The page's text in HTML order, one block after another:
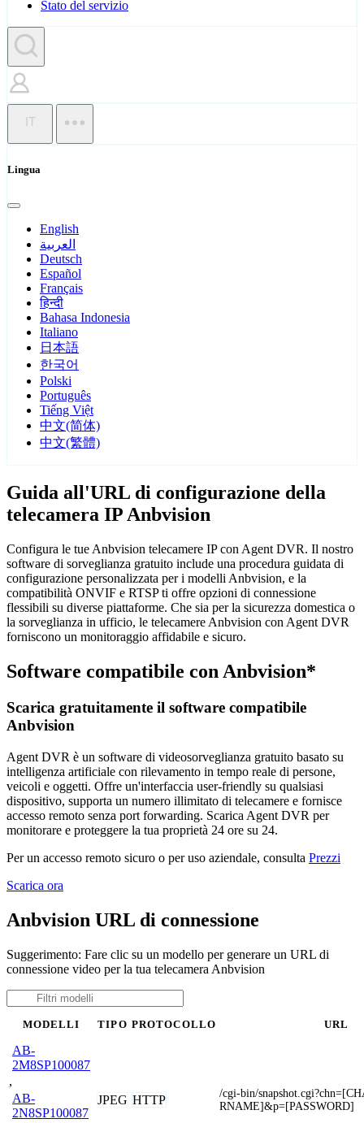
Stato del servizio
IT
Lingua
English
العربية
Deutsch
Español
Français
हिन्दी
Bahasa Indonesia
Italiano
日本語
한국어
Polski
Português
Tiếng Việt
中文(简体)
中文(繁體)
Guida all'URL di configurazione della
telecamera IP Anbvision
Configura le tue Anbvision telecamere IP con Agent DVR. Il nostro
software di sorveglianza gratuito include una procedura guidata di
configurazione personalizzata per i modelli Anbvision, e la
compatibilità ONVIF e RTSP ti offre opzioni di connessione
flessibili su diverse piattaforme. Che sia per la sicurezza domestica o
la sorveglianza in ufficio, le telecamere Anbvision con Agent DVR
forniscono un monitoraggio affidabile e sicuro.
Software compatibile con Anbvision*
Scarica gratuitamente il software compatibile
Anbvision
Agent DVR è un software di videosorveglianza gratuito basato su
intelligenza artificiale con rilevamento in tempo reale di persone,
veicoli e oggetti. Offre un'interfaccia user-friendly su qualsiasi
dispositivo, supporta un numero illimitato di telecamere e fornisce
accesso remoto senza port forwarding. Scarica Agent DVR per
monitorare e proteggere la tua proprietà 24 ore su 24.
Per un accesso remoto sicuro o per uso aziendale, consulta Prezzi
Scarica ora
Anbvision URL di connessione
Suggerimento: Fare clic su un modello per generare un URL di
connessione video per la tua telecamera Anbvision
MODELLI TIPO PROTOCOLLO URL
AB-
2M8SP100087
,
AB-
2N8SP100087
JPEG HTTP
/cgi-bin/
RNAME]&p=[PASSWORD]